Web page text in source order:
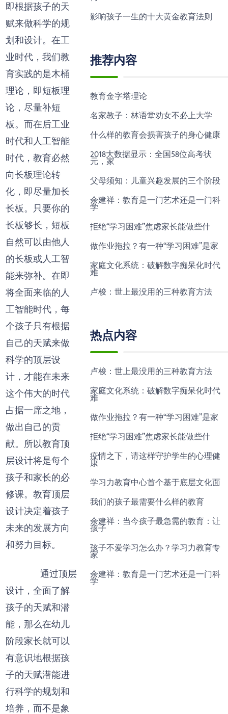
即根据孩子的天
赋来做科学的规
划和设计。在工
业时代，我们教
育实践的是木桶
理论，即短板理
论，尽量补短
板。而在后工业
时代和人工智能
时代，教育必然
向长板理论转
化，即尽量加长
长板。只要你的
长板够长，短板
自然可以由他人
的长板或人工智
能来弥补。在即
将全面来临的人
工智能时代，每
个孩子只有根据
自己的天赋来做
科学的顶层设
计，才能在未来
这个伟大的时代
占据一席之地，
做出自己的贡
献。所以教育顶
层设计将是每个
孩子和家长的必
修课。教育顶层
设计决定着孩子
未来的发展方向
和努力目标。
通过顶层
设计，全面了解
孩子的天赋和潜
能，那么在幼儿
阶段家长就可以
有意识地根据孩
子的天赋潜能进
行科学的规划和
培养，而不是象
影响孩子一生的十大黄金教育法则
推荐内容
教育金字塔理论
名家教子：林语堂劝女不必上大学
什么样的教育会损害孩子的身心健康
2018大数据显示：全国58位高考状
元，家
父母须知：儿童兴趣发展的三个阶段
余建祥：教育是一门艺术还是一门科
学
拒绝“学习困难”焦虑家长能做些什
做作业拖拉？有一种“学习困难”是家
家庭文化系统：破解数字痴呆化时代
难
卢梭：世上最没用的三种教育方法
热点内容
卢梭：世上最没用的三种教育方法
家庭文化系统：破解数字痴呆化时代
难
做作业拖拉？有一种“学习困难”是家
拒绝“学习困难”焦虑家长能做些什
疫情之下，请这样守护学生的心理健
康
学习力教育中心首个基于底层文化面
我们的孩子最需要什么样的教育
余建祥：当今孩子最急需的教育：让
孩子
孩子不爱学习怎么办？学习力教育专
家
余建祥：教育是一门艺术还是一门科
学